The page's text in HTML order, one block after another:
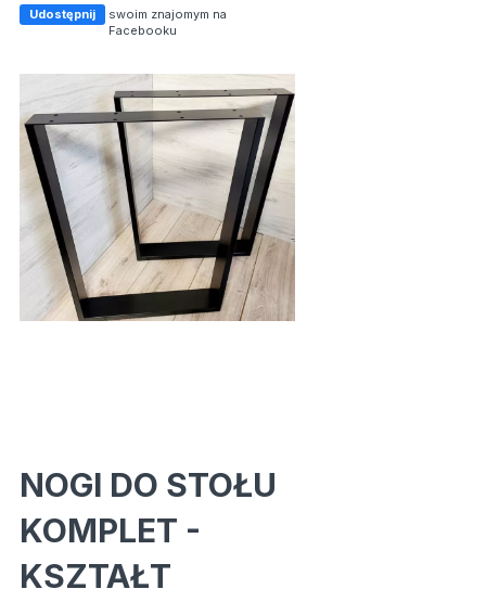
Udostępnij
swoim znajomym na
Facebooku
NOGI DO STOŁU
KOMPLET -
KSZTAŁT